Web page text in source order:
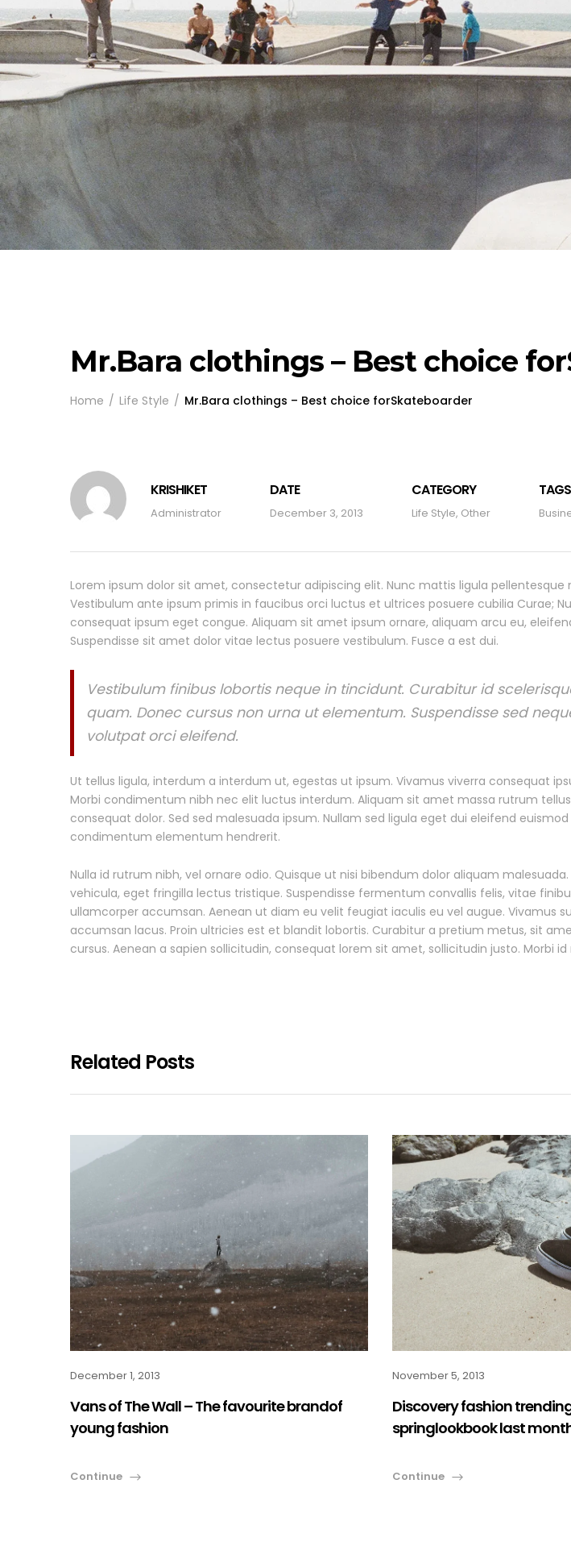
Mr.Bara clothings – Best choice
Home Life Style Mr.Bara clothings – Best choice forSkateboarder
KRISHIKET
Administrator
DATE
December 3, 2013
CATEGORY
Life Style, Other
TAGS
Lorem ipsum dolor sit amet, consectetur adipiscing elit. Nunc mattis ligula
Vestibulum ante ipsum primis in faucibus orci luctus et ultrices posuere cubilia Curae;
consequat ipsum eget congue. Aliquam sit amet ipsum ornare, aliquam arcu eu,
Suspendisse sit amet dolor vitae lectus posuere vestibulum. Fusce a est dui.
Vestibulum finibus lobortis neque in tincidunt. Curabitur id
quam. Donec cursus non urna ut elementum. Suspendisse sed
volutpat orci eleifend.
Ut tellus ligula, interdum a interdum ut, egestas ut ipsum. Vivamus viverra consequat
Morbi condimentum nibh nec elit luctus interdum. Aliquam sit amet massa rutrum
consequat dolor. Sed sed malesuada ipsum. Nullam sed ligula eget dui eleifend
condimentum elementum hendrerit.
Nulla id rutrum nibh, vel ornare odio. Quisque ut nisi bibendum dolor aliquam
vehicula, eget fringilla lectus tristique. Suspendisse fermentum convallis felis, vitae
ullamcorper accumsan. Aenean ut diam eu velit feugiat iaculis eu vel augue. Vivamus
accumsan lacus. Proin ultricies est et blandit lobortis. Curabitur a pretium metus, sit
cursus. Aenean a sapien sollicitudin, consequat lorem sit amet, sollicitudin justo. Morbi id
Related Posts
December 1, 2013
Vans of The Wall – The favourite brandof
young fashion
Continue
November 5, 2013
Discovery fashion
springlookbook last
Continue
COLOUR COATED SHEET
MORE
MS PLATE
MS SHEET
MS SLAB